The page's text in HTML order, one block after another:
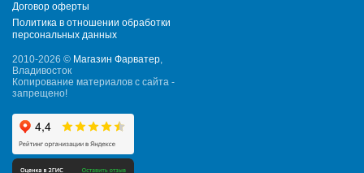
Договор оферты
Политика в отношении обработки
персональных данных
2010-2026 © Магазин Фарватер,
Владивосток
Копирование материалов с сайта -
запрещено!